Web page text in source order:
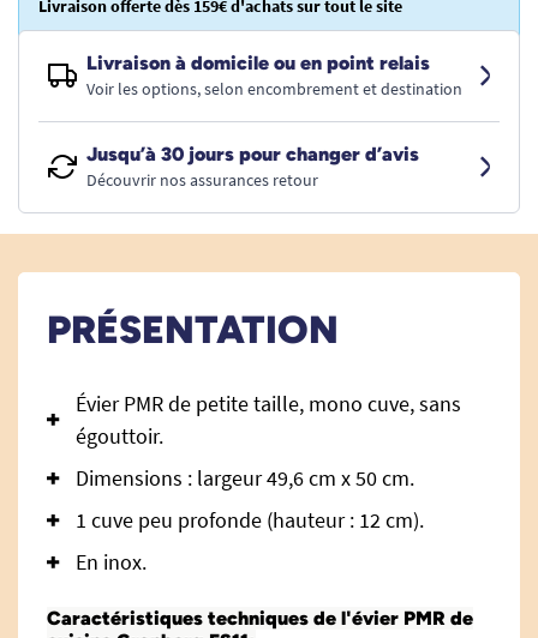
Livraison offerte dès 159€ d'achats sur tout le site
Livraison à domicile ou en point relais
Voir les options, selon encombrement et destination
Jusqu’à 30 jours pour changer d’avis
Découvrir nos assurances retour
PRÉSENTATION
Évier PMR de petite taille, mono cuve, sans
égouttoir.
Dimensions : largeur 49,6 cm x 50 cm.
1 cuve peu profonde (hauteur : 12 cm).
En inox.
Caractéristiques techniques de l'évier PMR de